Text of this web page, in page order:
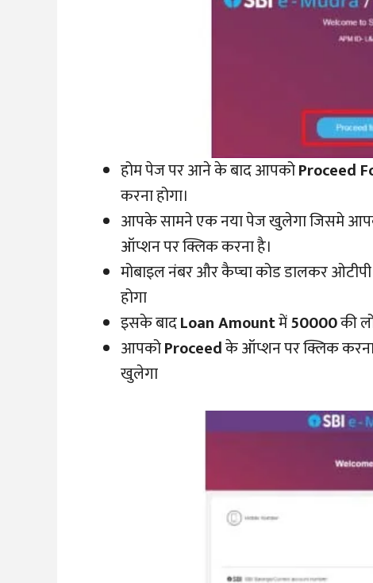
होम पेज पर आने के बाद आपकोProceed
करना होगा।
आपके सामने एक नया पेज खुलेगा जिसमे
ऑप्शन पर क्लिक करना है।
मोबाइल नंबर और कैप्चा कोड डालकर
होगा
इसके बादLoan Amountमें50000की
आपकोProceedके ऑप्शन पर क्लिक
खुलेगा